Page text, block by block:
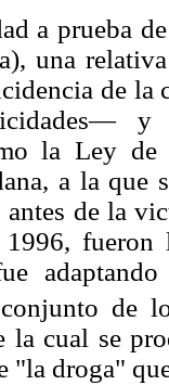
a prueba
una
de
y
la Ley
a la
de la
1996,
de
la cual se
"la droga"